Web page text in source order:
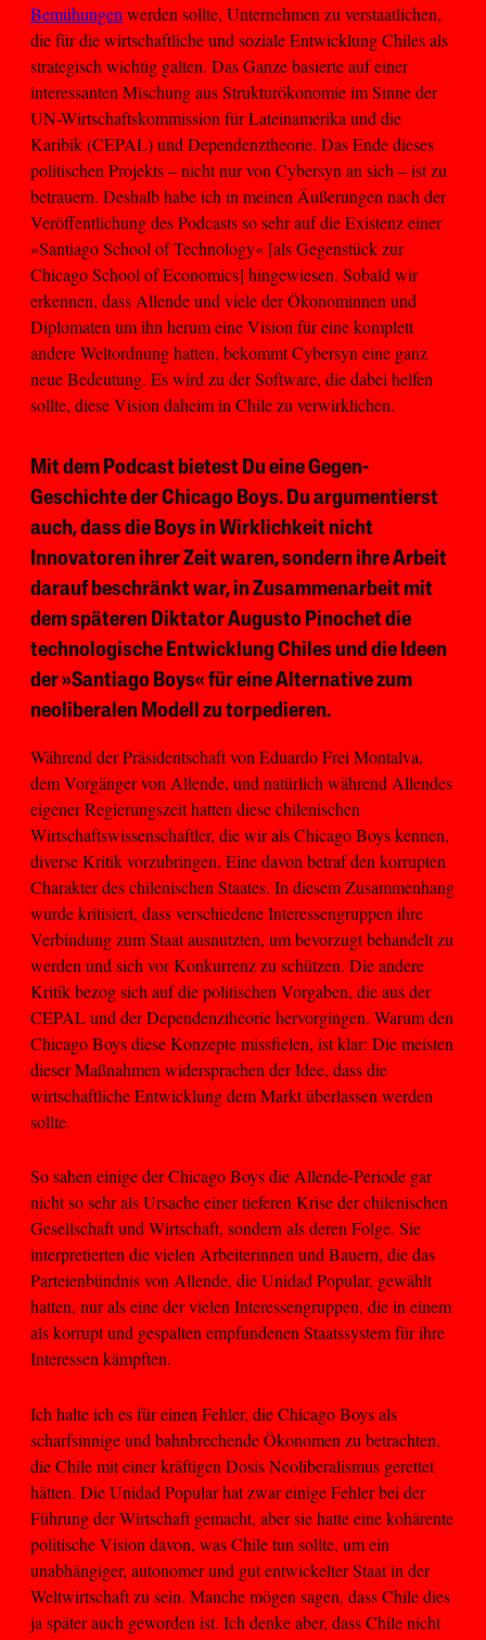
Bemühungen werden sollte, Unternehmen zu verstaatlichen,
die für die wirtschaftliche und soziale Entwicklung Chiles als
strategisch wichtig galten. Das Ganze basierte auf einer
interessanten Mischung aus Strukturökonomie im Sinne der
UN-Wirtschaftskommission für Lateinamerika und die
Karibik (CEPAL) und Dependenztheorie. Das Ende dieses
politischen Projekts – nicht nur von Cybersyn an sich – ist zu
betrauern. Deshalb habe ich in meinen Äußerungen nach der
Veröffentlichung des Podcasts so sehr auf die Existenz einer
»Santiago School of Technology« [als Gegenstück zur
Chicago School of Economics] hingewiesen. Sobald wir
erkennen, dass Allende und viele der Ökonominnen und
Diplomaten um ihn herum eine Vision für eine komplett
andere Weltordnung hatten, bekommt Cybersyn eine ganz
neue Bedeutung. Es wird zu der Software, die dabei helfen
sollte, diese Vision daheim in Chile zu verwirklichen.
Mit dem Podcast bietest Du eine Gegen-
Geschichte der Chicago Boys. Du argumentierst
auch, dass die Boys in Wirklichkeit nicht
Innovatoren ihrer Zeit waren, sondern ihre Arbeit
darauf beschränkt war, in Zusammenarbeit mit
dem späteren Diktator Augusto Pinochet die
technologische Entwicklung Chiles und die Ideen
der »Santiago Boys« für eine Alternative zum
neoliberalen Modell zu torpedieren.
Während der Präsidentschaft von Eduardo Frei Montalva,
dem Vorgänger von Allende, und natürlich während Allendes
eigener Regierungszeit hatten diese chilenischen
Wirtschaftswissenschaftler, die wir als Chicago Boys kennen,
diverse Kritik vorzubringen. Eine davon betraf den korrupten
Charakter des chilenischen Staates. In diesem Zusammenhang
wurde kritisiert, dass verschiedene Interessengruppen ihre
Verbindung zum Staat ausnutzten, um bevorzugt behandelt zu
werden und sich vor Konkurrenz zu schützen. Die andere
Kritik bezog sich auf die politischen Vorgaben, die aus der
CEPAL und der Dependenztheorie hervorgingen. Warum den
Chicago Boys diese Konzepte missfielen, ist klar: Die meisten
dieser Maßnahmen widersprachen der Idee, dass die
wirtschaftliche Entwicklung dem Markt überlassen werden
sollte.
So sahen einige der Chicago Boys die Allende-Periode gar
nicht so sehr als Ursache einer tieferen Krise der chilenischen
Gesellschaft und Wirtschaft, sondern als deren Folge. Sie
interpretierten die vielen Arbeiterinnen und Bauern, die das
Parteienbündnis von Allende, die Unidad Popular, gewählt
hatten, nur als eine der vielen Interessengruppen, die in einem
als korrupt und gespalten empfundenen Staatssystem für ihre
Interessen kämpften.
Ich halte ich es für einen Fehler, die Chicago Boys als
scharfsinnige und bahnbrechende Ökonomen zu betrachten,
die Chile mit einer kräftigen Dosis Neoliberalismus gerettet
hätten. Die Unidad Popular hat zwar einige Fehler bei der
Führung der Wirtschaft gemacht, aber sie hatte eine kohärente
politische Vision davon, was Chile tun sollte, um ein
unabhängiger, autonomer und gut entwickelter Staat in der
Weltwirtschaft zu sein. Manche mögen sagen, dass Chile dies
ja später auch geworden ist. Ich denke aber, dass Chile nicht